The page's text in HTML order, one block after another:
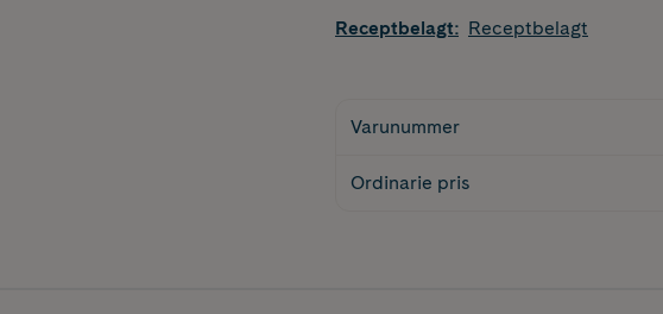
Receptbelagt: Receptbelagt
Varunummer
Ordinarie pris